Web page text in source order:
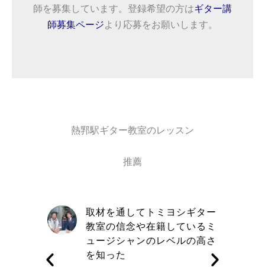
師を募集しています。登録希望の方はギター講
師募集ページより応募をお願いします。
熱郛駅ギター教室のレッスン
推薦
取材を通してトミヨシギター
教室の信念や在籍しているミ
ュージシャンのレベルの高さ
を知った